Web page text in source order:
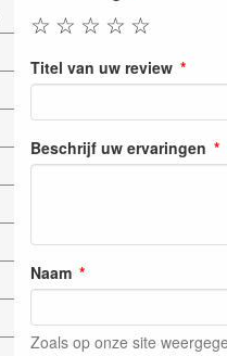
☆
☆
☆
☆
☆
Titel van uw review
Beschrijf uw ervaringen
Naam
Zoals op onze site